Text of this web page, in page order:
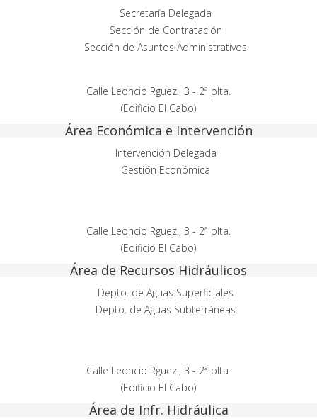
Secretaría Delegada
Sección de Contratación
Sección de Asuntos Administrativos
Calle Leoncio Rguez., 3 - 2ª plta.
(Edificio El Cabo)
Área Económica e Intervención
Intervención Delegada
Gestión Económica
Calle Leoncio Rguez., 3 - 2ª plta.
(Edificio El Cabo)
Área de Recursos Hidráulicos
Depto. de Aguas Superficiales
Depto. de Aguas Subterráneas
Calle Leoncio Rguez., 3 - 2ª plta.
(Edificio El Cabo)
Área de Infr. Hidráulica